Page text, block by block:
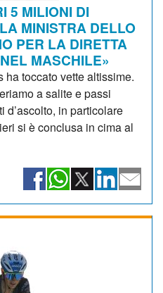
5 MILIONI DI
MINISTRA DELLO
PER LA DIRETTA
MASCHILE»
ha toccato vette altissime.
a salite e passi
d’ascolto, in particolare
si è conclusa in cima al